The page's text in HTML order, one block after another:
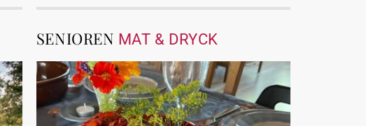
SENIOREN MAT & DRYCK